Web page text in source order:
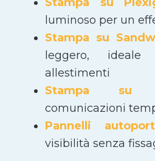
Stampa su
luminoso per un
Stampa su
leggero,
allestimenti
Stampa su
comunicazioni
Pannelli
visibilità senza